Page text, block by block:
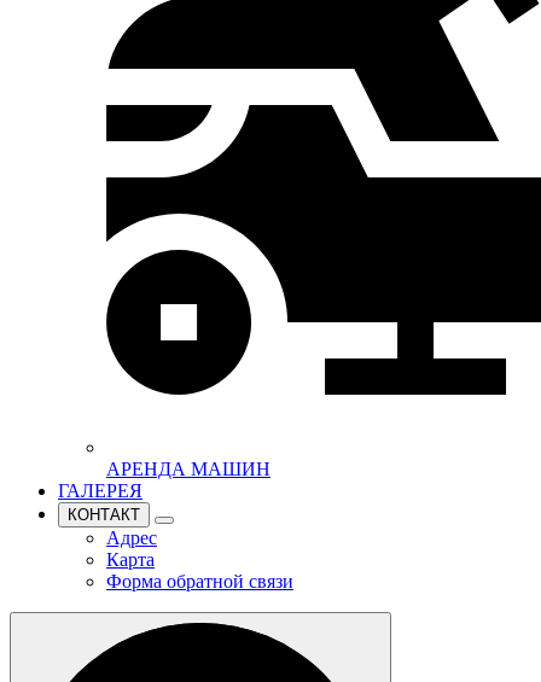
АРЕНДА МАШИН
ГАЛЕРЕЯ
КОНТАКТ
Адрес
Карта
Форма обратной связи